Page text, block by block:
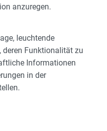
anzuregen.
leuchtende
deren Funktionalität zu
Informationen
in der